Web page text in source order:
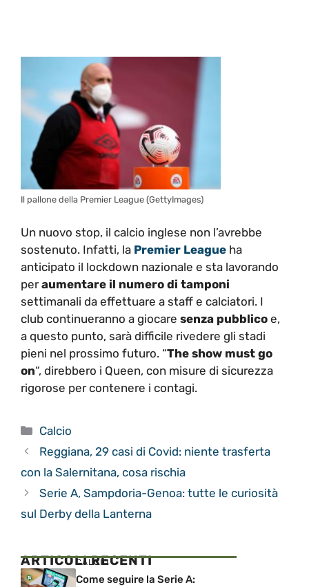
Il pallone della Premier League (GettyImages)
Un nuovo stop, il calcio inglese non l’avrebbe
sostenuto. Infatti, la Premier League ha
anticipato il lockdown nazionale e sta lavorando
peraumentare il numero di tamponi
settimanali da effettuare a staff e calciatori. I
club continueranno a giocare senza pubblico e,
a questo punto, sarà difficile rivedere gli stadi
pieni nel prossimo futuro. “The show must go
on“, direbbero i Queen, con misure di sicurezza
rigorose per contenere i contagi.
Categorie
Calcio
Reggiana, 29 casi di Covid: niente trasferta
con la Salernitana, cosa rischia
Serie A, Sampdoria-Genoa: tutte le curiosità
sul Derby della Lanterna
ARTICOLI RECENTI
CALCIO
Come seguire la Serie A: